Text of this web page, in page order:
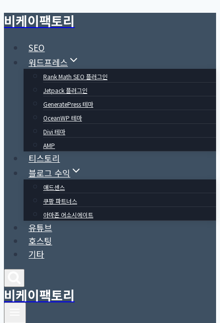
Skip
to
content
비케이팩토리
SEO
워드프레스
Rank Math SEO 플러그인
Jetpack 플러그인
GeneratePress 테마
OceanWP 테마
Divi 테마
AMP
티스토리
블로그 수익
애드센스
쿠팡 파트너스
아마존 어소시에이트
유튜브
호스팅
기타
비케이팩토리